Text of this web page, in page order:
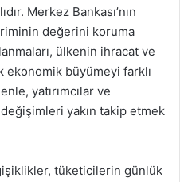
Merkez Bankası’nın
değerini koruma
ülkenin ihracat ve
büyümeyi farklı
yatırımcılar ve
yakın takip etmek
tüketicilerin günlük